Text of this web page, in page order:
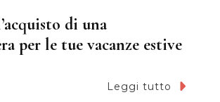
di una
per le tue vacanze estive
Leggi tutto